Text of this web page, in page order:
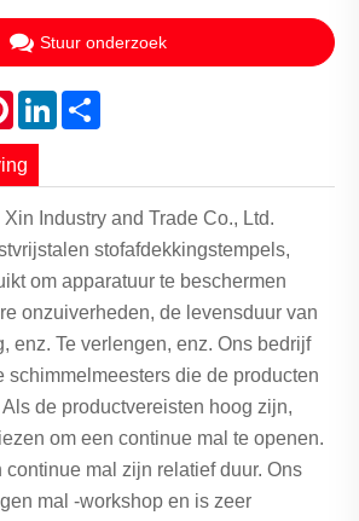
Stuur onderzoek
PinterestLinkedIn
Industry and Trade Co., Ltd.
stofafdekkingstempels,
om apparatuur te beschermen
onzuiverheden, de levensduur van
enz. Te verlengen, enz. Ons bedrijf
schimmelmeesters die de producten
de productvereisten hoog zijn,
om een ​​continue mal te openen.
continue mal zijn relatief duur. Ons
mal -workshop en is zeer